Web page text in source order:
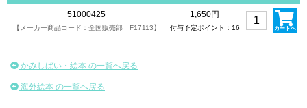
51000425
【メーカー商品コード：全国販売部 F17113】
1,650円
付与予定ポイント：16 カートへ
かみしばい・絵本 の一覧へ戻る
海外絵本 の一覧へ戻る